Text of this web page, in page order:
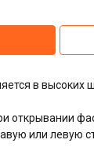
в
открывании
или левую